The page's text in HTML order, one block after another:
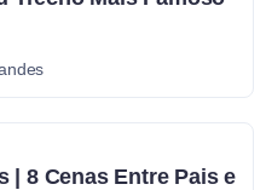
| 8 Cenas Entre Pais e